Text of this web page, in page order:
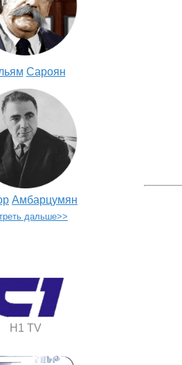
Сароян
Амбарцумян
дальше>>
H1 TV